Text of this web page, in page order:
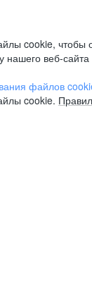
cookie, чтобы
нашего веб-
файлов
cookie.